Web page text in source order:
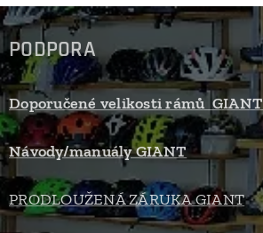
PODPORA
Doporučené velikosti rámů GIANT
Návody/manuály GIANT
PRODLOUŽENÁ ZÁRUKA GIANT